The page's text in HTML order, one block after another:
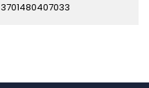
3701480407033